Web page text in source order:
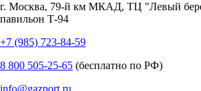
г. Москва, 79-й км МКАД, ТЦ "Левый
павильон Т-94
+7 (985) 723-84-59
8 800 505-25-65 (бесплатно по РФ)